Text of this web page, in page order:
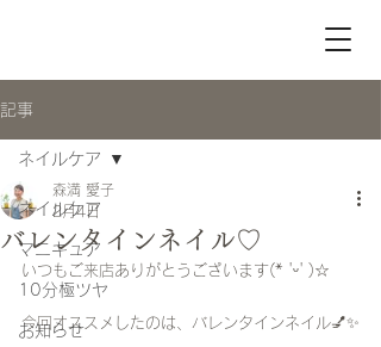
記事
ネイルケア
マニキュア
10分極ツヤ
お知らせ
ネイルケア
バレンタインネイル♡
森満 愛子
2月4日
いつもご来店ありがとうございます(* 'ᵕ' )☆
今回オススメしたのは、バレンタインネイル💅✨